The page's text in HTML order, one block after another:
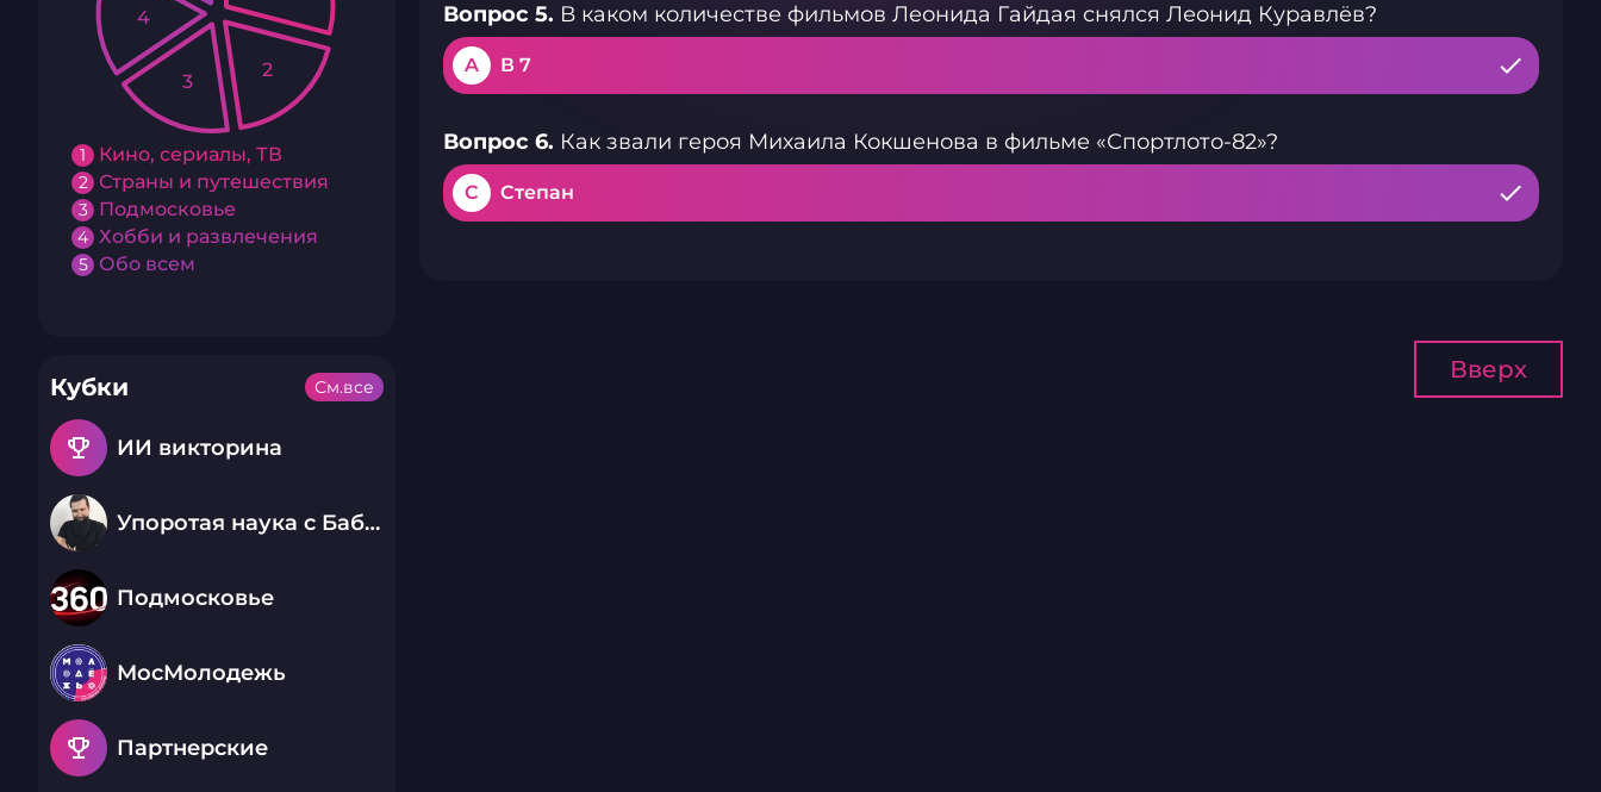
1 Кино, сериалы, ТВ
2 Страны и путешествия
3 Подмосковье
4 Хобби и развлечения
5 Обо всем
2
3
4
Кубки
emoji_events ИИ викторина
Упоротая наука с Бабаем Лютым
Подмосковье
МосМолодежь
emoji_events Партнерские
См.все
Вопрос 5. В каком количестве фильмов Леонида Гайдая снялся Леонид Куравлёв?
A В 7
Вопрос 6. Как звали героя Михаила Кокшенова в фильме «Спортлото-82»?
C Степан
Вверх